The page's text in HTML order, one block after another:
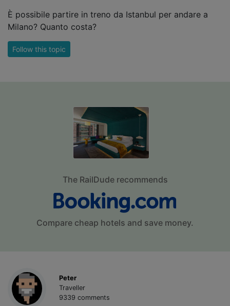
È possibile partire in treno da Istanbul per andare a
Milano? Quanto costa?
Follow this topic
The RailDude recommends
Compare cheap hotels and save money.
Peter
Traveller
9339 comments